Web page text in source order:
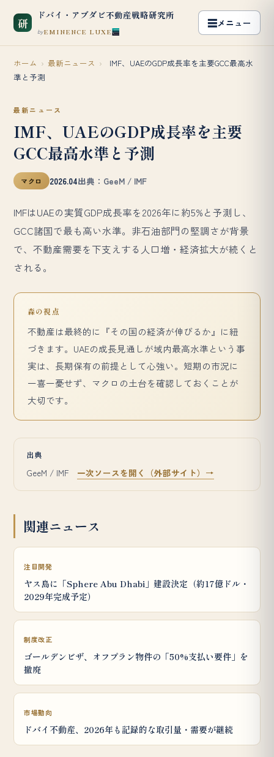
研
ドバイ・アブダビ不動産戦略研究所
byEMINENCE LUXE
ホーム › 最新ニュース ›
IMF、UAEのGDP成長率を主要GCC最高水
準と予測
最新ニュース
IMF、UAEのGDP成長率を主要
GCC最高水準と予測
マクロ 2026.04出典：GeeM / IMF
IMFはUAEの実質GDP成長率を2026年に約5%と予測し、
GCC諸国で最も高い水準。非石油部門の堅調さが背景
で、不動産需要を下支えする人口増・経済拡大が続くと
される。
森の視点
不動産は最終的に『その国の経済が伸びるか』に紐
づきます。UAEの成長見通しが域内最高水準という事
実は、長期保有の前提として心強い。短期の市況に
一喜一憂せず、マクロの土台を確認しておくことが
大切です。
出典
GeeM / IMF 一次ソースを開く（外部サイト）→
関連ニュース
注目開発
ヤス島に「Sphere Abu Dhabi」建設決定（約17億ドル・
2029年完成予定）
制度改正
ゴールデンビザ、オフプラン物件の「50%支払い要件」を
撤廃
市場動向
ドバイ不動産、2026年も記録的な取引量・需要が継続